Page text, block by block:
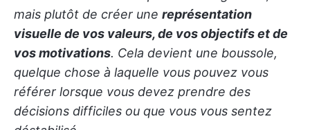
mais plutôt de créer une représentation
visuelle de vos valeurs, de vos objectifs et de
vos motivations. Cela devient une boussole,
quelque chose à laquelle vous pouvez vous
référer lorsque vous devez prendre des
décisions difficiles ou que vous vous sentez